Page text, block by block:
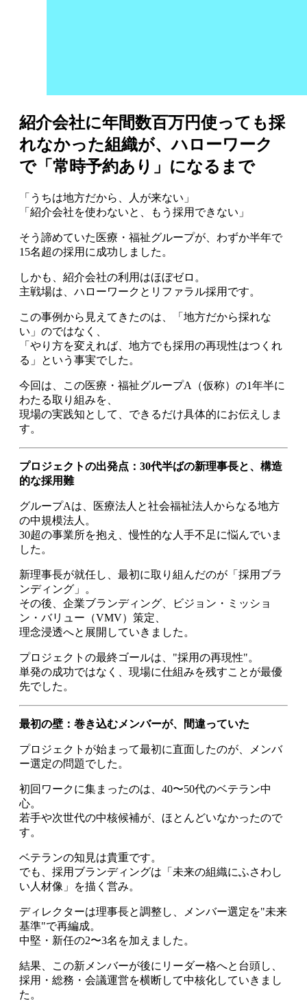
紹介会社に年間数百万円使っても採
れなかった組織が、ハローワーク
で「常時予約あり」になるまで
「うちは地方だから、人が来ない」
「紹介会社を使わないと、もう採用できない」
そう諦めていた医療・福祉グループが、わずか半年で
15名超の採用に成功しました。
しかも、紹介会社の利用はほぼゼロ。
主戦場は、ハローワークとリファラル採用です。
この事例から見えてきたのは、「地方だから採れな
い」のではなく、
「やり方を変えれば、地方でも採用の再現性はつくれ
る」という事実でした。
今回は、この医療・福祉グループA（仮称）の1年半に
わたる取り組みを、
現場の実践知として、できるだけ具体的にお伝えしま
す。
プロジェクトの出発点：30代半ばの新理事長と、構造
的な採用難
グループAは、医療法人と社会福祉法人からなる地方
の中規模法人。
30超の事業所を抱え、慢性的な人手不足に悩んでいま
した。
新理事長が就任し、最初に取り組んだのが「採用ブラ
ンディング」。
その後、企業ブランディング、ビジョン・ミッショ
ン・バリュー（VMV）策定、
理念浸透へと展開していきました。
プロジェクトの最終ゴールは、"採用の再現性"。
単発の成功ではなく、現場に仕組みを残すことが最優
先でした。
最初の壁：巻き込むメンバーが、間違っていた
プロジェクトが始まって最初に直面したのが、メンバ
ー選定の問題でした。
初回ワークに集まったのは、40〜50代のベテラン中
心。
若手や次世代の中核候補が、ほとんどいなかったので
す。
ベテランの知見は貴重です。
でも、採用ブランディングは「未来の組織にふさわし
い人材像」を描く営み。
ディレクターは理事長と調整し、メンバー選定を"未来
基準"で再編成。
中堅・新任の2〜3名を加えました。
結果、この新メンバーが後にリーダー格へと台頭し、
採用・総務・会議運営を横断して中核化していきまし
た。